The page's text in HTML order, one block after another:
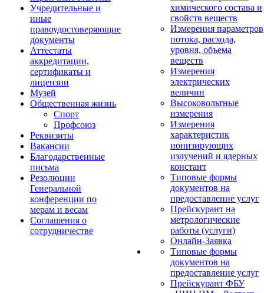
Учредительные и
иные
правоудостоверяющие
документы
Аттестаты
аккредитации,
сертификаты и
лицензии
Музей
Общественная жизнь
Спорт
Профсоюз
Реквизиты
Вакансии
Благодарственные
письма
Резолюции
Генеральной
конференции по
мерам и весам
Соглашения о
сотрудничестве
химического состава и
свойств веществ
Измерения параметров
потока, расхода,
уровня, объема
веществ
Измерения
электрических
величин
Высоковольтные
измерения
Измерения
характеристик
ионизирующих
излучений и ядерных
констант
Типовые формы
документов на
предоставление услуг
Прейскурант на
метрологические
работы (услуги)
Онлайн-Заявка
Типовые формы
документов на
предоставление услуг
Прейскурант ФБУ